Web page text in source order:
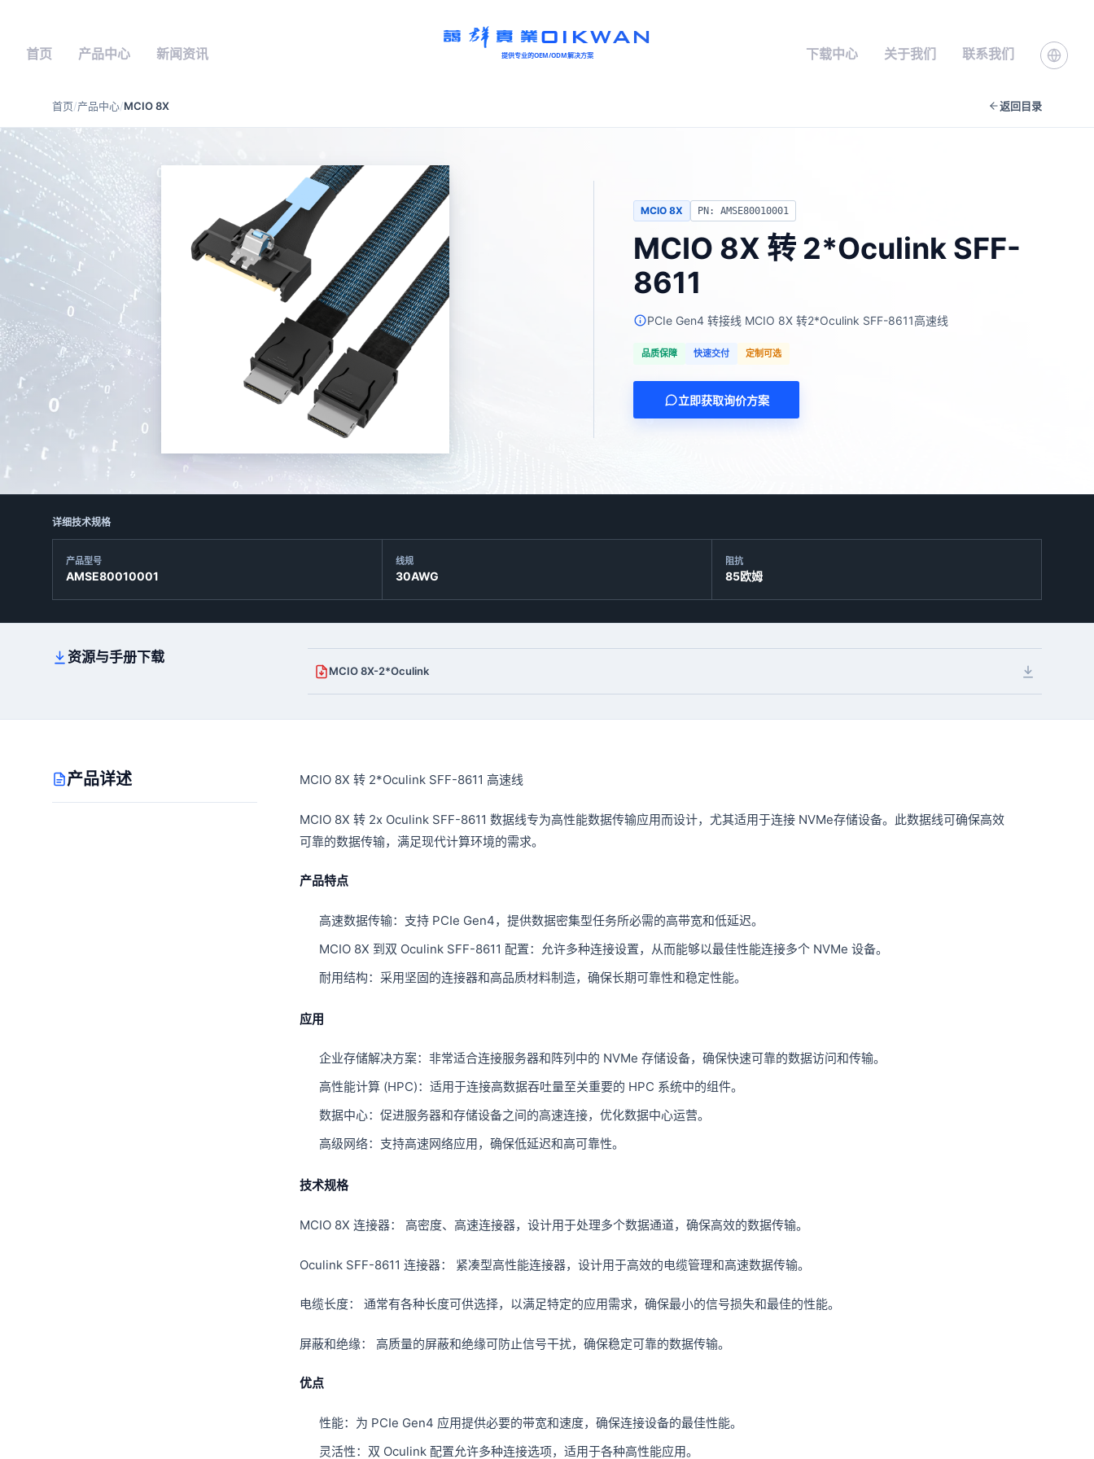
首页 产品中心 新闻资讯
OIKWAN
提供专业的OEM/ODM解决方案 下载中心 关于我们 联系我们
首页/产品中心/MCIO 8X 返回目录
MCIO 8X PN: AMSE80010001
MCIO 8X 转 2*Oculink SFF-
8611
PCIe Gen4 转接线 MCIO 8X 转2*Oculink SFF-8611高速线
品质保障 快速交付 定制可选
立即获取询价方案
详细技术规格
产品型号
AMSE80010001
线规
30AWG
阻抗
85欧姆
资源与手册下载
MCIO 8X-2*Oculink
产品详述 MCIO 8X 转 2*Oculink SFF-8611 高速线
MCIO 8X 转 2x Oculink SFF-8611 数据线专为高性能数据传输应用而设计，尤其适用于连接 NVMe存储设备。此数据线可确保高效
可靠的数据传输，满足现代计算环境的需求。
产品特点
高速数据传输：支持 PCIe Gen4，提供数据密集型任务所必需的高带宽和低延迟。
MCIO 8X 到双 Oculink SFF-8611 配置：允许多种连接设置，从而能够以最佳性能连接多个 NVMe 设备。
耐用结构：采用坚固的连接器和高品质材料制造，确保长期可靠性和稳定性能。
应用
企业存储解决方案：非常适合连接服务器和阵列中的 NVMe 存储设备，确保快速可靠的数据访问和传输。
高性能计算 (HPC)：适用于连接高数据吞吐量至关重要的 HPC 系统中的组件。
数据中心：促进服务器和存储设备之间的高速连接，优化数据中心运营。
高级网络：支持高速网络应用，确保低延迟和高可靠性。
技术规格
MCIO 8X 连接器： 高密度、高速连接器，设计用于处理多个数据通道，确保高效的数据传输。
Oculink SFF-8611 连接器： 紧凑型高性能连接器，设计用于高效的电缆管理和高速数据传输。
电缆长度： 通常有各种长度可供选择，以满足特定的应用需求，确保最小的信号损失和最佳的性能。
屏蔽和绝缘： 高质量的屏蔽和绝缘可防止信号干扰，确保稳定可靠的数据传输。
优点
性能：为 PCIe Gen4 应用提供必要的带宽和速度，确保连接设备的最佳性能。
灵活性：双 Oculink 配置允许多种连接选项，适用于各种高性能应用。